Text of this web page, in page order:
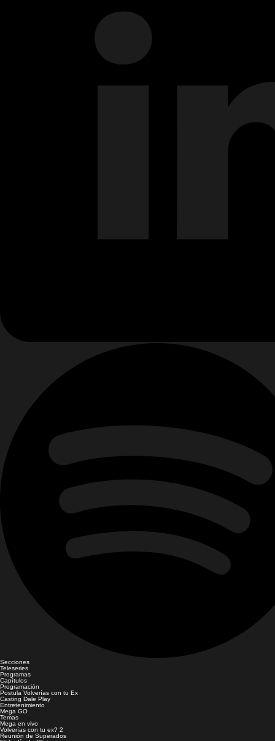
Secciones
Teleseries
Programas
Capítulos
Programación
Postula Volverías con tu Ex
Casting Dale Play
Entretenimiento
Mega GO
Temas
Mega en vivo
Volverías con tu ex? 2
Reunión de Superados